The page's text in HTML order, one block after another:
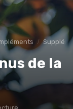
de la